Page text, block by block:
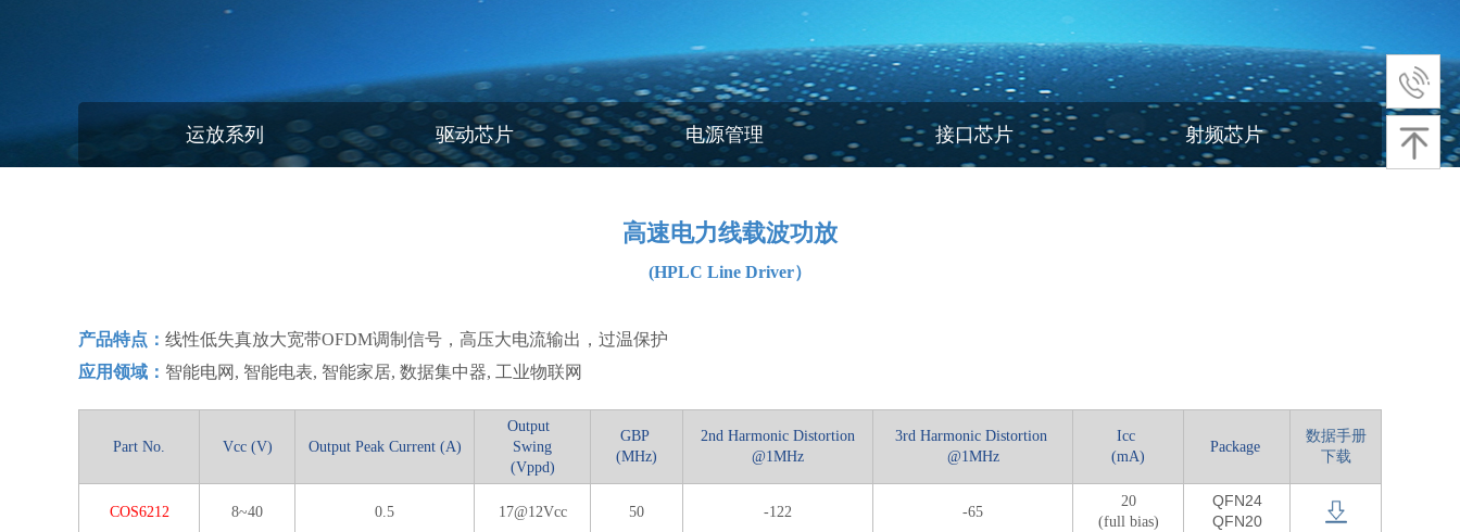
运放系列 驱动芯片 电源管理 接口芯片 射频芯片
高速电力线载波功放
(HPLC Line Driver）
产品特点： 线性低失真放大宽带OFDM调制信号，高压大电流输出，过温保护
应用领域： 智能电网, 智能电表, 智能家居, 数据集中器, 工业物联网
Part No. Vcc (V) Output Peak Current (A)
Output
Swing
(Vppd)
GBP
(MHz)
2nd Harmonic Distortion
@1MHz
3rd Harmonic Distortion
@1MHz
Icc
(mA)
Package
数据手册
下载
COS6212 8~40 0.5 17@12Vcc 50 -122 -65
20
(full bias)
QFN24
QFN20